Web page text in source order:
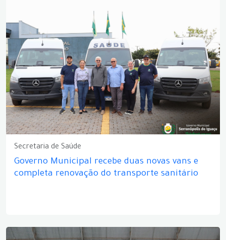
Secretaria de Saúde
Governo Municipal recebe duas novas vans e
completa renovação do transporte sanitário